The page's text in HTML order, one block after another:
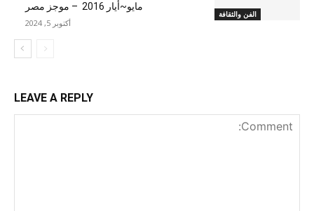
الفن والثقافة
مايو~أيار 2016 – موجز مصر
أكتوبر 5, 2024
LEAVE A REPLY